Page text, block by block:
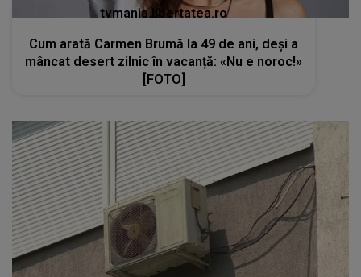
tvmania.libertatea.ro
Cum arată Carmen Brumă la 49 de ani, deși a
mâncat desert zilnic în vacanță: «Nu e noroc!»
[FOTO]